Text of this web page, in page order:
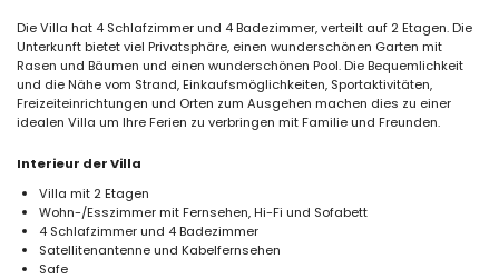
Die Villa hat 4 Schlafzimmer und 4 Badezimmer, verteilt auf 2 Etagen. Die
Unterkunft bietet viel Privatsphäre, einen wunderschönen Garten mit
Rasen und Bäumen und einen wunderschönen Pool. Die Bequemlichkeit
und die Nähe vom Strand, Einkaufsmöglichkeiten, Sportaktivitäten,
Freizeiteinrichtungen und Orten zum Ausgehen machen dies zu einer
idealen Villa um Ihre Ferien zu verbringen mit Familie und Freunden.
Interieur der Villa
Villa mit 2 Etagen
Wohn-/Esszimmer mit Fernsehen, Hi-Fi und Sofabett
4 Schlafzimmer und 4 Badezimmer
Satellitenantenne und Kabelfernsehen
Safe